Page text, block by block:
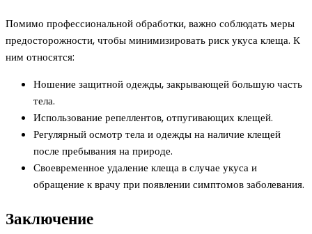
Помимо профессиональной обработки, важно соблюдать меры
предосторожности, чтобы минимизировать риск укуса клеща. К
ним относятся:
Ношение защитной одежды, закрывающей большую часть
тела.
Использование репеллентов, отпугивающих клещей.
Регулярный осмотр тела и одежды на наличие клещей
после пребывания на природе.
Своевременное удаление клеща в случае укуса и
обращение к врачу при появлении симптомов заболевания.
Заключение